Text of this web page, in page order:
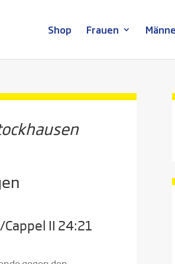
Shop Frauen
II 24:21